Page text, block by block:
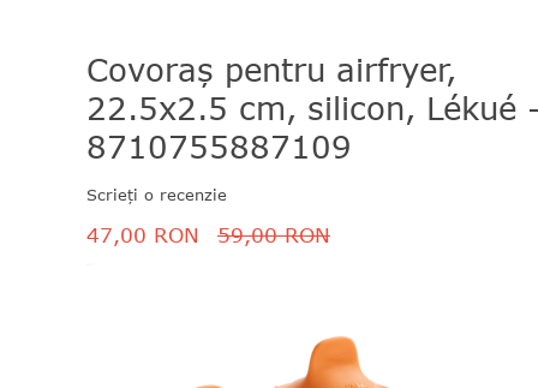
Covoraș pentru airfryer,
22.5x2.5 cm, silicon, Lékué -
8710755887109
Scrieți o recenzie
47,00 RON 59,00 RON